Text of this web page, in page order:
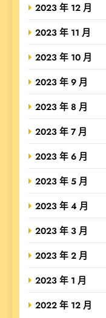
2023 年 12 月
2023 年 11 月
2023 年 10 月
2023 年 9 月
2023 年 8 月
2023 年 7 月
2023 年 6 月
2023 年 5 月
2023 年 4 月
2023 年 3 月
2023 年 2 月
2023 年 1 月
2022 年 12 月